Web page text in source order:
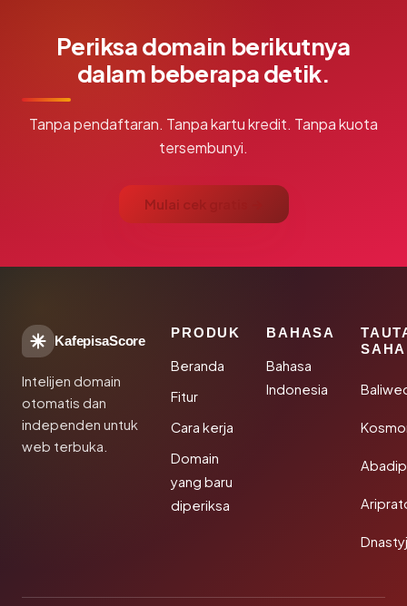
Periksa domain berikutnya
dalam beberapa detik.
Tanpa pendaftaran. Tanpa kartu kredit. Tanpa kuota
tersembunyi.
Mulai cek gratis →
KafepisaScore
Intelijen domain
otomatis dan
independen untuk
web terbuka.
PRODUK
Beranda
Fitur
Cara kerja
Domain
yang baru
diperiksa
BAHASA
Bahasa
Indonesia